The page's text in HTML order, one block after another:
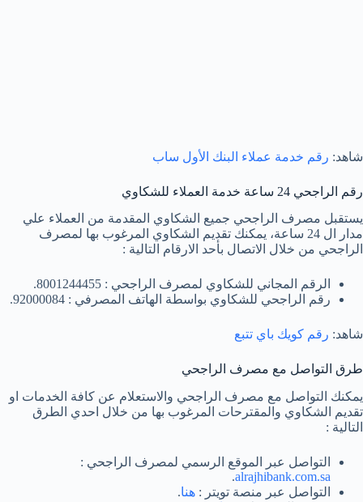
شاهد: رقم خدمة عملاء البنك الأول ساب
رقم الراجحي 24 ساعة خدمة العملاء للشكاوي
يستقبل مصرف الراجحي جميع الشكاوي المقدمة من العملاء علي
مدار ال 24 ساعة، يمكنك تقديم الشكاوي المرغوب بها لمصرف
الراجحي من خلال الاتصال بأحد الارقام التالية :
الرقم المجاني للشكاوي لمصرف الراجحي : 8001244455.
رقم الراجحي للشكاوي بواسطة الهاتف المصرفي : 92000084.
شاهد: رقم كويك باي تتبع
طرق التواصل مع مصرف الراجحي
يمكنك التواصل مع مصرف الراجحي والاستعلام عن كافة الخدمات او
تقديم الشكاوي والمقترحات المرغوب بها من خلال احدي الطرق
التالية :
التواصل عبر الموقع الرسمي لمصرف الراجحي :
alrajhibank.com.sa
.
التواصل عبر منصة تويتر : هنا.